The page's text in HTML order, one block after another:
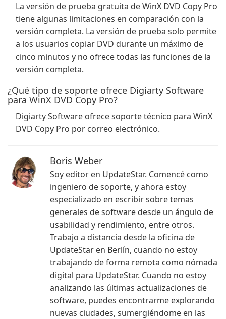
La versión de prueba gratuita de WinX DVD Copy Pro
tiene algunas limitaciones en comparación con la
versión completa. La versión de prueba solo permite
a los usuarios copiar DVD durante un máximo de
cinco minutos y no ofrece todas las funciones de la
versión completa.
¿Qué tipo de soporte ofrece Digiarty Software
para WinX DVD Copy Pro?
Digiarty Software ofrece soporte técnico para WinX
DVD Copy Pro por correo electrónico.
Boris Weber
Soy editor en UpdateStar. Comencé como
ingeniero de soporte, y ahora estoy
especializado en escribir sobre temas
generales de software desde un ángulo de
usabilidad y rendimiento, entre otros.
Trabajo a distancia desde la oficina de
UpdateStar en Berlín, cuando no estoy
trabajando de forma remota como nómada
digital para UpdateStar. Cuando no estoy
analizando las últimas actualizaciones de
software, puedes encontrarme explorando
nuevas ciudades, sumergiéndome en las